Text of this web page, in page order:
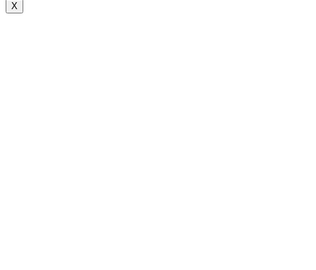
X